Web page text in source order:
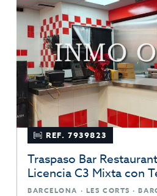
REF. 7939823
Traspaso Bar
Licencia C3 Mixta con
Completa
BARCELONA · LES CORTS ·